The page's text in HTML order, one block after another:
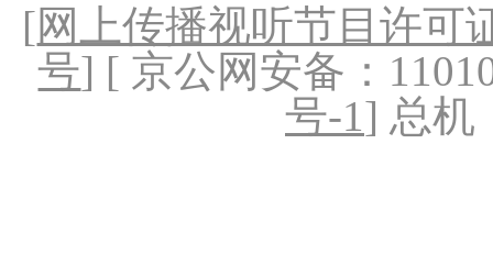
[网上传播视听节目许可
号] [ 京公网安备：
号-1] 总机